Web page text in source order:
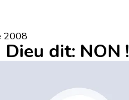
2008
Dieu dit: NON !